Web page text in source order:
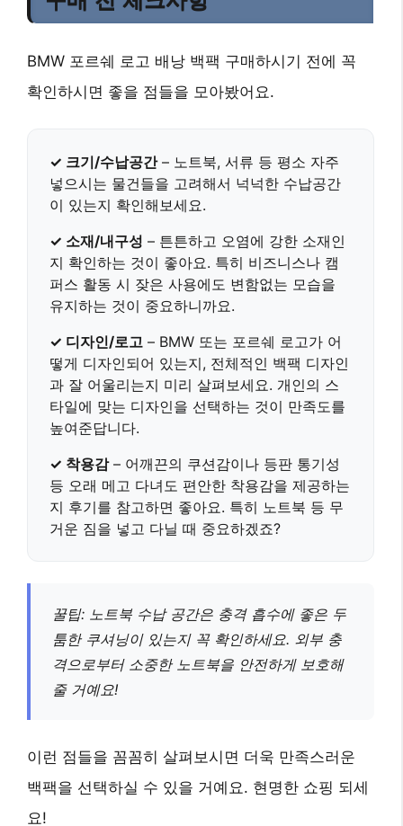
BMW 포르쉐 로고 배낭 백팩 구매하시기 전에 꼭
확인하시면 좋을 점들을 모아봤어요.
✓ 크기/수납공간– 노트북, 서류 등 평소 자주
넣으시는 물건들을 고려해서 넉넉한 수납공간
이 있는지 확인해보세요.
✓ 소재/내구성 – 튼튼하고 오염에 강한 소재인
지 확인하는 것이 좋아요. 특히 비즈니스나 캠
퍼스 활동 시 잦은 사용에도 변함없는 모습을
유지하는 것이 중요하니까요.
✓ 디자인/로고 – BMW 또는 포르쉐 로고가 어
떻게 디자인되어 있는지, 전체적인 백팩 디자인
과 잘 어울리는지 미리 살펴보세요. 개인의 스
타일에 맞는 디자인을 선택하는 것이 만족도를
높여준답니다.
✓ 착용감– 어깨끈의 쿠션감이나 등판 통기성
등 오래 메고 다녀도 편안한 착용감을 제공하는
지 후기를 참고하면 좋아요. 특히 노트북 등 무
거운 짐을 넣고 다닐 때 중요하겠죠?
꿀팁: 노트북 수납 공간은 충격 흡수에 좋은 두
툼한 쿠셔닝이 있는지 꼭 확인하세요. 외부 충
격으로부터 소중한 노트북을 안전하게 보호해
줄 거예요!
이런 점들을 꼼꼼히 살펴보시면 더욱 만족스러운
백팩을 선택하실 수 있을 거예요. 현명한 쇼핑 되세
요!